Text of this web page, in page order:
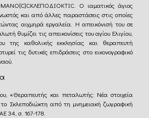
Ο ιαματικός άγιος
και από άλλες παραστάσεις στις οποίες
αιχμηρά εργαλεία. Η απεικόνισή του σε
θυμίζει τις απεικονίσεις του αγίου Ελιγίου,
της καθολικής εκκλησίας και θεραπευτή
τις δυτικές επιδράσεις στο εικονογραφικό
«Θεραπευτής και πεταλωτής: Νέα στοιχεία
Σκλεποδιώκτη από τη μνημειακή ζωγραφική
34, σ. 167-178.